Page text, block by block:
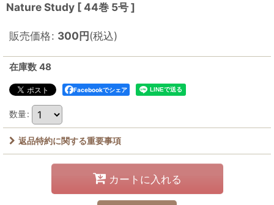
Nature Study [ 44巻 5号 ]
販売価格: 300円(税込)
在庫数 48
Facebookでシェア
数量:
返品特約に関する重要事項
カートに入れる